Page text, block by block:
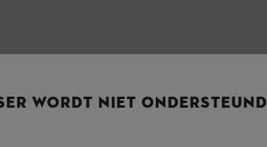
WORDT NIET ONDERSTEUND